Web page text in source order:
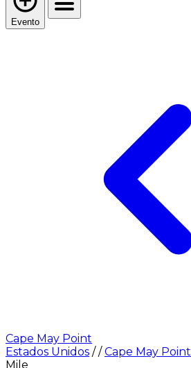
Evento
Cape May Point
Estados Unidos / / Cape May Point
Mile